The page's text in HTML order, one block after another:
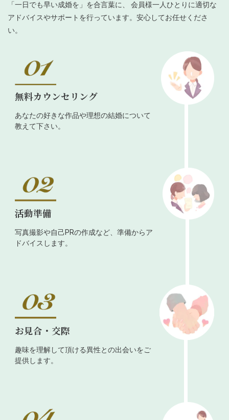
「一日でも早い成婚を」を合言葉に、 会員様一人ひとりに適切な
アドバイスやサポートを行っています。安心してお任せくださ
い。
無料カウンセリング
あなたの好きな作品や理想の結婚について
教えて下さい。
活動準備
写真撮影や自己PRの作成など、準備からア
ドバイスします。
お見合・交際
趣味を理解して頂ける異性との出会いをご
提供します。